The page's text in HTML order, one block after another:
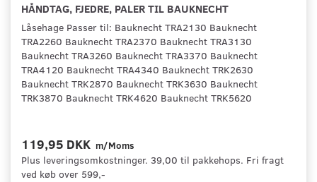
HÅNDTAG, FJEDRE, PALER TIL BAUKNECHT
Låsehage Passer til: Bauknecht TRA2130 Bauknecht
TRA2260 Bauknecht TRA2370 Bauknecht TRA3130
Bauknecht TRA3260 Bauknecht TRA3370 Bauknecht
TRA4120 Bauknecht TRA4340 Bauknecht TRK2630
Bauknecht TRK2870 Bauknecht TRK3630 Bauknecht
TRK3870 Bauknecht TRK4620 Bauknecht TRK5620
119,95 DKK m/Moms
Plus leveringsomkostninger. 39,00 til pakkehops. Fri fragt
ved køb over 599,-